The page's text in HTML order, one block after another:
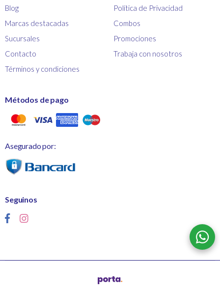
Blog
Marcas destacadas
Sucursales
Contacto
Términos y condiciones
Política de Privacidad
Combos
Promociones
Trabaja con nosotros
Métodos de pago
Asegurado por:
Seguinos